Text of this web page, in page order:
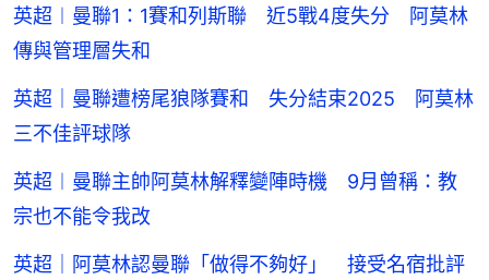
英超︱曼聯1：1賽和列斯聯 近5戰4度失分 阿莫林
傳與管理層失和
英超｜曼聯遭榜尾狼隊賽和 失分結束2025 阿莫林
三不佳評球隊
英超︱曼聯主帥阿莫林解釋變陣時機 9月曾稱：教
宗也不能令我改
英超｜阿莫林認曼聯「做得不夠好」 接受名宿批評